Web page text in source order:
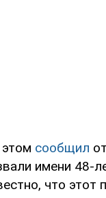
сообщил
имени 48-
что